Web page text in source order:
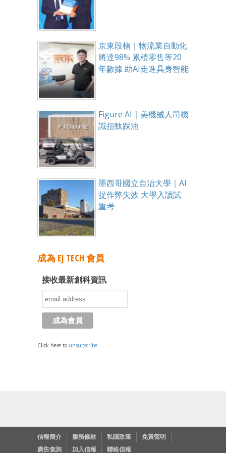
京東段楠｜物流業自動化
將達98% 累積零售等20
年數據 助AI走進具身智能
Figure AI｜美機械人司機
識扭軚踩油
墨西哥國立自治大學｜AI
捉作弊失效 大學入讀試
重考
成為 EJ TECH 會員
接收最新創科資訊
Click here to unsubscribe
信報簡介 服務條款 私隱政策
免責聲明
廣告查詢
加入信報 聯絡信報